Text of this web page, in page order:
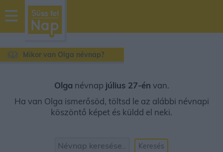
sussfelnap.hu
időjárás
Mikor van Olga névnap?
Olga névnap július 27-én van.
Ha van Olga ismerősöd, töltsd le az alábbi névnapi
köszöntő képet és küldd el neki.
Keresés